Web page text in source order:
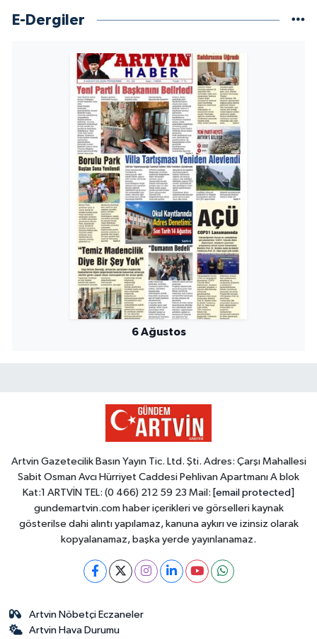
E-Dergiler
6 Ağustos
Artvin Gazetecilik Basın Yayın Tic. Ltd. Şti. Adres: Çarşı Mahallesi
Sabit Osman Avcı Hürriyet Caddesi Pehlivan Apartmanı A blok
Kat:1 ARTVİN TEL: (0 466) 212 59 23 Mail: [email protected]
gundemartvin.com haber içerikleri ve görselleri kaynak
gösterilse dahi alıntı yapılamaz, kanuna aykırı ve izinsiz olarak
kopyalanamaz, başka yerde yayınlanamaz.
Artvin Nöbetçi Eczaneler
Artvin Hava Durumu